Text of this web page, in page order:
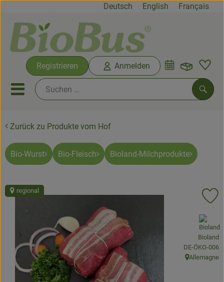
Deutsch English Français
Registrieren Anmelden
Mobiles Menu öffnen oder
Biokisten
Rezepte
Produkte vom Hof
Obst & Gemüse
Kühltheke
Zurück zu Produkte vom Hof
Bio-Wurst Bio-Fleisch Bioland-Milchprodukte
regional
, Verband:
Bioland
, Kontrollstelle:
DE-ÖKO-006
, Herkunft:
Allemagne